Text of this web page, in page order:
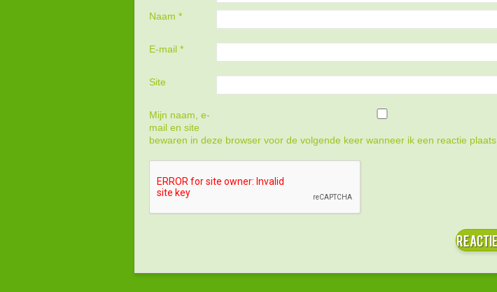
Naam *
E-mail *
Site
Mijn naam, e-
mail en site
bewaren in deze browser voor de volgende keer wanneer ik een reactie plaats.